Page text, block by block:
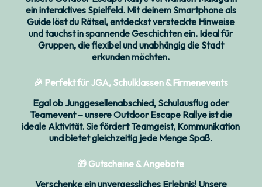
ein interaktives Spielfeld. Mit deinem Smartphone als
Guide löst du Rätsel, entdeckst versteckte Hinweise
und tauchst in spannende Geschichten ein. Ideal für
Gruppen, die flexibel und unabhängig die Stadt
erkunden möchten.
🎉 Perfekt für JGA, Schulklassen & Firmenevents
Egal ob Junggesellenabschied, Schulausflug oder
Teamevent – unsere Outdoor Escape Rallye ist die
ideale Aktivität. Sie fördert Teamgeist, Kommunikation
und bietet gleichzeitig jede Menge Spaß.
🎁 Gutscheine & Angebote
Verschenke ein unvergessliches Erlebnis! Unsere